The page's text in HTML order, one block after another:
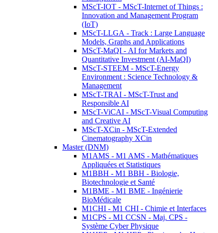
MScT-IOT - MScT-Internet of Things :
Innovation and Management Program
(IoT)
MScT-LLGA - Track : Large Language
Models, Graphs and Applications
MScT-MaQI - AI for Markets and
Quantitative Investment (AI-MaQI)
MScT-STEEM - MScT-Energy
Environment : Science Technology &
Management
MScT-TRAI - MScT-Trust and
Responsible AI
MScT-ViCAI - MScT-Visual Computing
and Creative AI
MScT-XCin - MScT-Extended
Cinematography XCin
Master (DNM)
M1AMS - M1 AMS - Mathématiques
Appliquées et Statistiques
M1BBH - M1 BBH - Biologie,
Biotechnologie et Santé
M1BME - M1 BME - Ingénierie
BioMédicale
M1CHI - M1 CHI - Chimie et Interfaces
M1CPS - M1 CCSN - Maj. CPS -
Système Cyber Physique